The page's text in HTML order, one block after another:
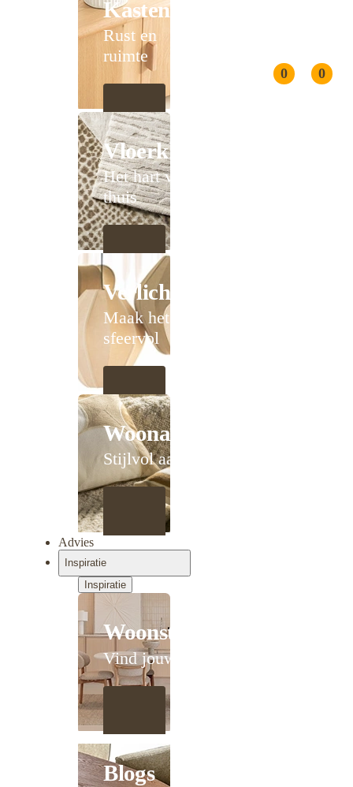
0 0
Kasten
Rust en
ruimte
Vloerkleden
Het hart van
thuis
Verlichting
Maak het
sfeervol
Woonaccessoires
Stijlvol aanschuiven
Advies
Inspiratie
Inspiratie
Woonstijlen
Vind jouw stijl
Blogs